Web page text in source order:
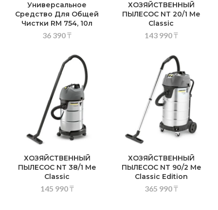
Универсальное
Средство Для Общей
Чистки RM 754, 10л
36 390₸
ХОЗЯЙСТВЕННЫЙ
ПЫЛЕСОС NT 20/1 Me
Classic
143 990₸
ХОЗЯЙСТВЕННЫЙ
ПЫЛЕСОС NT 38/1 Me
Classic
145 990₸
ХОЗЯЙСТВЕННЫЙ
ПЫЛЕСОС NT 90/2 Me
Classic Edition
365 990₸